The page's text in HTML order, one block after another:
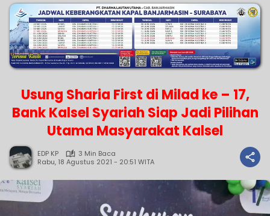
Usung Sharia First di Milad ke – 17,
Bank Kalsel Syariah Siap Jadi Pilihan
Utama Masyarakat Kalsel
EDP KP
3 Min Baca
Rabu, 18 Agustus 2021 - 20:51 WITA